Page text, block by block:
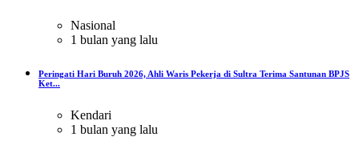
Nasional
1 bulan yang lalu
Peringati Hari Buruh 2026, Ahli Waris Pekerja di Sultra Terima Santunan BPJS
Ket...
Kendari
1 bulan yang lalu